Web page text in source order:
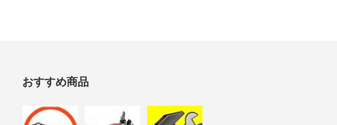
おすすめ商品